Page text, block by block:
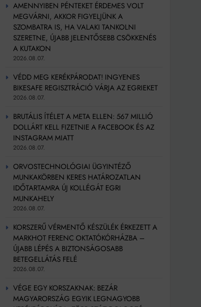
AMENNYIBEN PÉNTEKET ÉRDEMES VOLT
MEGVÁRNI, AKKOR FIGYELJÜNK A
SZOMBATRA IS, HA VALAKI TANKOLNI
SZERETNE, ÚJABB JELENTŐSEBB CSÖKKENÉS
A KUTAKON
2026.08.07.
VÉDD MEG KERÉKPÁRODAT! INGYENES
BIKESAFE REGISZTRÁCIÓ VÁRJA AZ EGRIEKET
2026.08.07.
BRUTÁLIS ÍTÉLET A META ELLEN: 567 MILLIÓ
DOLLÁRT KELL FIZETNIE A FACEBOOK ÉS AZ
INSTAGRAM MIATT
2026.08.07.
ORVOSTECHNOLÓGIAI ÜGYINTÉZŐ
MUNKAKÖRBEN KERES HATÁROZATLAN
IDŐTARTAMRA ÚJ KOLLÉGÁT EGRI
MUNKAHELY
2026.08.07.
KORSZERŰ VÉRMENTŐ KÉSZÜLÉK ÉRKEZETT A
MARKHOT FERENC OKTATÓKÓRHÁZBA –
ÚJABB LÉPÉS A BIZTONSÁGOSABB
BETEGELLÁTÁS FELÉ
2026.08.07.
VÉGE EGY KORSZAKNAK: BEZÁR
MAGYARORSZÁG EGYIK LEGNAGYOBB